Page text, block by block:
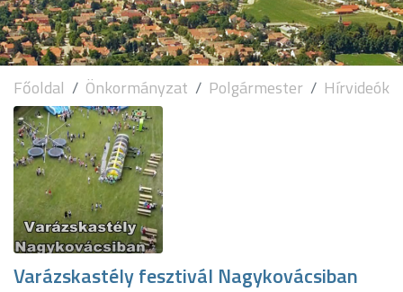
Főoldal Önkormányzat Polgármester Hírvideók
Varázskastély fesztivál Nagykovácsiban